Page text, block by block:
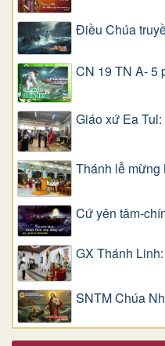
Điều Chúa
CN 19 TN A- 5
Giáo xứ Ea
Thánh lễ mừng
Cứ yên tâm-
GX Thánh
SNTM Chúa